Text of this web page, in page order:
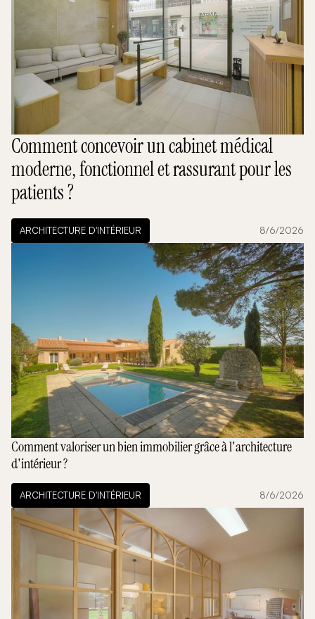
Comment concevoir un cabinet médical
moderne, fonctionnel et rassurant pour les
patients ?
ARCHITECTURE D'INTÉRIEUR 8/6/2026
Comment valoriser un bien immobilier grâce à l'architecture
d'intérieur ?
ARCHITECTURE D'INTÉRIEUR 8/6/2026